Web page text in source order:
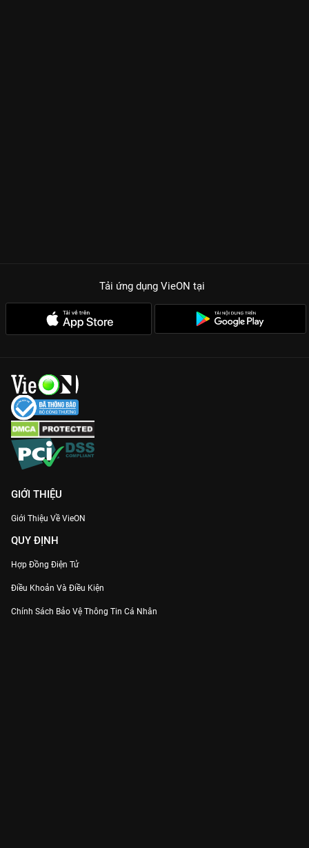
Tải ứng dụng VieON tại
GIỚI THIỆU
Giới Thiệu Về VieON
QUY ĐỊNH
Hợp Đồng Điện Tử
Điều Khoản Và Điều Kiện
Chính Sách Bảo Vệ Thông Tin Cá Nhân